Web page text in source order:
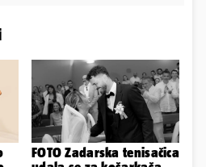
FOTO Zadarska tenisačica